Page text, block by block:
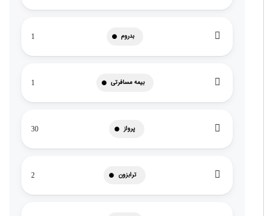
بدروم 1
بیمه مسافرتی 1
پرواز 30
ترابزون 2